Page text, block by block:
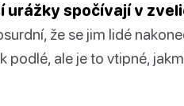
urážky spočívají v
že se jim lidé
podlé, ale je to vtipné,